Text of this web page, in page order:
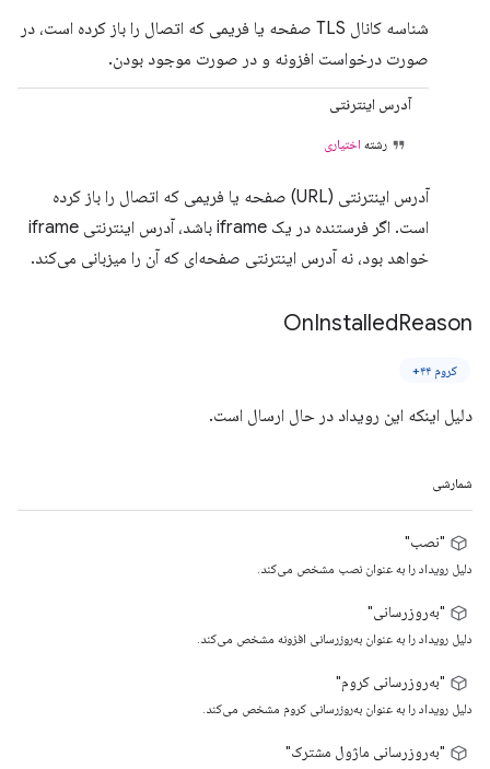
شناسه کانال TLS صفحه یا فریمی که اتصال را باز کرده است، در
صورت درخواست افزونه و در صورت موجود بودن.
آدرس اینترنتی
رشته اختیاری
آدرس اینترنتی (URL) صفحه یا فریمی که اتصال را باز کرده
است. اگر فرستنده در یک iframe باشد، آدرس اینترنتی iframe
خواهد بود، نه آدرس اینترنتی صفحه‌ای که آن را میزبانی می‌کند.
OnInstalledReason
کروم ۴۴+
دلیل اینکه این رویداد در حال ارسال است.
شمارشی
"نصب"
دلیل رویداد را به عنوان نصب مشخص می‌کند.
"به‌روزرسانی"
دلیل رویداد را به عنوان به‌روزرسانی افزونه مشخص می‌کند.
"به‌روزرسانی کروم"
دلیل رویداد را به عنوان به‌روزرسانی کروم مشخص می‌کند.
"به‌روزرسانی ماژول مشترک"